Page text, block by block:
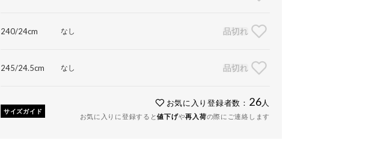
240/24cm なし 品切れ
245/24.5cm なし 品切れ
サイズガイド
お気に入り登録者数： 26 人
お気に入りに登録すると値下げや再入荷の際にご連絡します